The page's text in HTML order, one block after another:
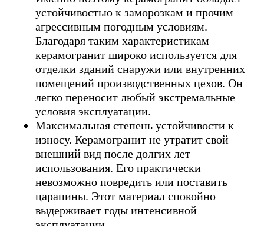
устойчивостью к заморозкам и прочим
агрессивным погодным условиям.
Благодаря таким характеристикам
керамогранит широко используется для
отделки зданий снаружи или внутренних
помещений производственных цехов. Он
легко переносит любый экстремальные
условия эксплуатации.
Максимальная степень устойчивости к
износу. Керамогранит не утратит свой
внешний вид после долгих лет
использования. Его практически
невозможно повредить или поставить
царапины. Этот материал спокойно
выдерживает годы интенсивной